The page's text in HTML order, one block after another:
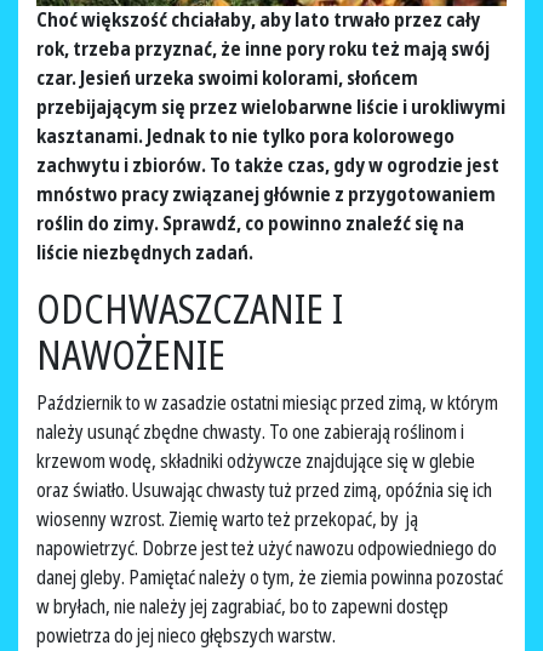
Choć większość chciałaby, aby lato trwało przez cały
rok, trzeba przyznać, że inne pory roku też mają swój
czar. Jesień urzeka swoimi kolorami, słońcem
przebijającym się przez wielobarwne liście i urokliwymi
kasztanami. Jednak to nie tylko pora kolorowego
zachwytu i zbiorów. To także czas, gdy w ogrodzie jest
mnóstwo pracy związanej głównie z przygotowaniem
roślin do zimy. Sprawdź, co powinno znaleźć się na
liście niezbędnych zadań.
ODCHWASZCZANIE I
NAWOŻENIE
Październik to w zasadzie ostatni miesiąc przed zimą, w którym
należy usunąć zbędne chwasty. To one zabierają roślinom i
krzewom wodę, składniki odżywcze znajdujące się w glebie
oraz światło. Usuwając chwasty tuż przed zimą, opóźnia się ich
wiosenny wzrost. Ziemię warto też przekopać, by ją
napowietrzyć. Dobrze jest też użyć nawozu odpowiedniego do
danej gleby. Pamiętać należy o tym, że ziemia powinna pozostać
w bryłach, nie należy jej zagrabiać, bo to zapewni dostęp
powietrza do jej nieco głębszych warstw.